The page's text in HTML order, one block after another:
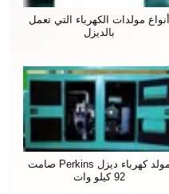
أنواع مولدات الكهرباء التي تعمل
بالديزل
مولد كهرباء ديزل Perkins صامت
92 كيلو وات